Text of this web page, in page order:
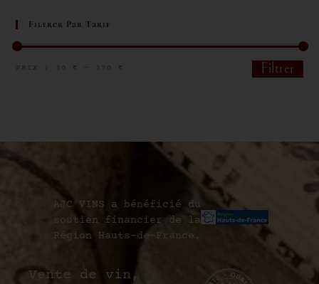
Filtrer Par Tarif
Filtrer
PRIX :
AJC VINS a bénéficié du
soutien financier de la
Région Hauts-de-France.
Vente de vin,